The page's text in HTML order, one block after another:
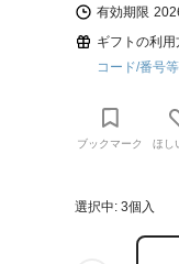
有効期限
ギフトの利用
コード/番号
ブックマーク ほし
選択中: 3個入